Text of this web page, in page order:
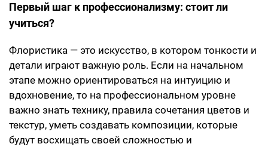
Первый шаг к профессионализму: стоит ли
учиться?
Флористика — это искусство, в котором тонкости и
детали играют важную роль. Если на начальном
этапе можно ориентироваться на интуицию и
вдохновение, то на профессиональном уровне
важно знать технику, правила сочетания цветов и
текстур, уметь создавать композиции, которые
будут восхищать своей сложностью и